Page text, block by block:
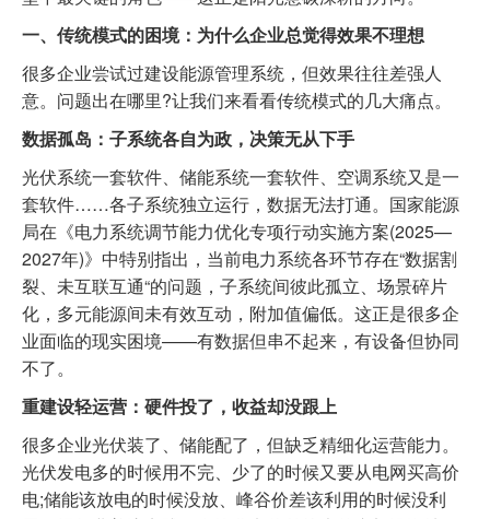
一、传统模式的困境：为什么企业总觉得效果不理想
很多企业尝试过建设能源管理系统，但效果往往差强人
意。问题出在哪里?让我们来看看传统模式的几大痛点。
数据孤岛：子系统各自为政，决策无从下手
光伏系统一套软件、储能系统一套软件、空调系统又是一
套软件……各子系统独立运行，数据无法打通。国家能源
局在《电力系统调节能力优化专项行动实施方案(2025—
2027年)》中特别指出，当前电力系统各环节存在“数据割
裂、未互联互通“的问题，子系统间彼此孤立、场景碎片
化，多元能源间未有效互动，附加值偏低。这正是很多企
业面临的现实困境——有数据但串不起来，有设备但协同
不了。
重建设轻运营：硬件投了，收益却没跟上
很多企业光伏装了、储能配了，但缺乏精细化运营能力。
光伏发电多的时候用不完、少了的时候又要从电网买高价
电;储能该放电的时候没放、峰谷价差该利用的时候没利